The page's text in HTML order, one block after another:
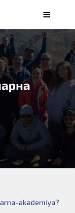
Toggle
akademiya?